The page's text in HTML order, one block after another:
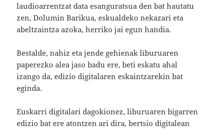
laudioarrentzat data esanguratsua den bat hautatu
zen, Dolumin Barikua, eskualdeko nekazari eta
abeltzaintza azoka, herriko jai egun handia.
Bestalde, nahiz eta jende gehienak liburuaren
paperezko alea jaso badu ere, beti eskatu ahal
izango da, edizio digitalaren eskaintzarekin bat
eginda.
Euskarri digitalari dagokionez, liburuaren bigarren
edizio bat ere atontzen ari dira, bertsio digitalean